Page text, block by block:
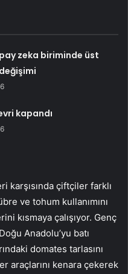
zeka biriminde üst
kapandı
karşısında çiftçiler farklı
ve tohum kullanımını
kısmaya çalışıyor. Genç
Anadolu’yu batı
domates tarlasını
araçlarını kenara çekerek